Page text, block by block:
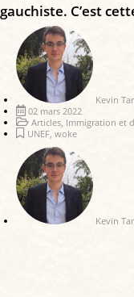
gauchiste. C’est
Kevin
02 mars 2022
Articles Immigration et
UNEF woke
Kevin